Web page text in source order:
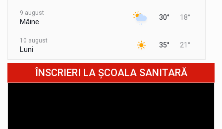
9 august
Mâine 30° 18°
10 august
Luni 35° 21°
11 august
37° 22°
ÎNSCRIERI LA ȘCOALA SANITARĂ